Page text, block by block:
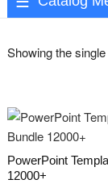
Showing the
PowerPoint
12000+